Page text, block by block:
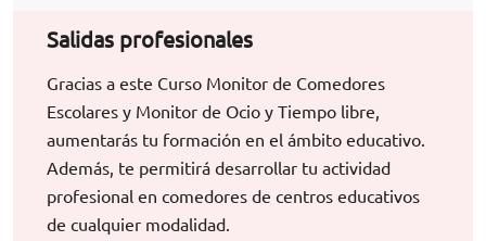
Salidas profesionales
Gracias a este Curso Monitor de Comedores
Escolares y Monitor de Ocio y Tiempo libre,
aumentarás tu formación en el ámbito educativo.
Además, te permitirá desarrollar tu actividad
profesional en comedores de centros educativos
de cualquier modalidad.